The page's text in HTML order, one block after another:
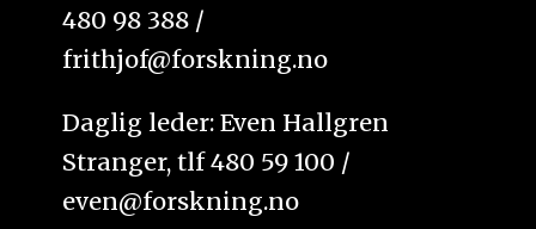
480 98 388 /
frithjof@forskning.no
Daglig leder: Even Hallgren
Stranger, tlf 480 59 100 /
even@forskning.no